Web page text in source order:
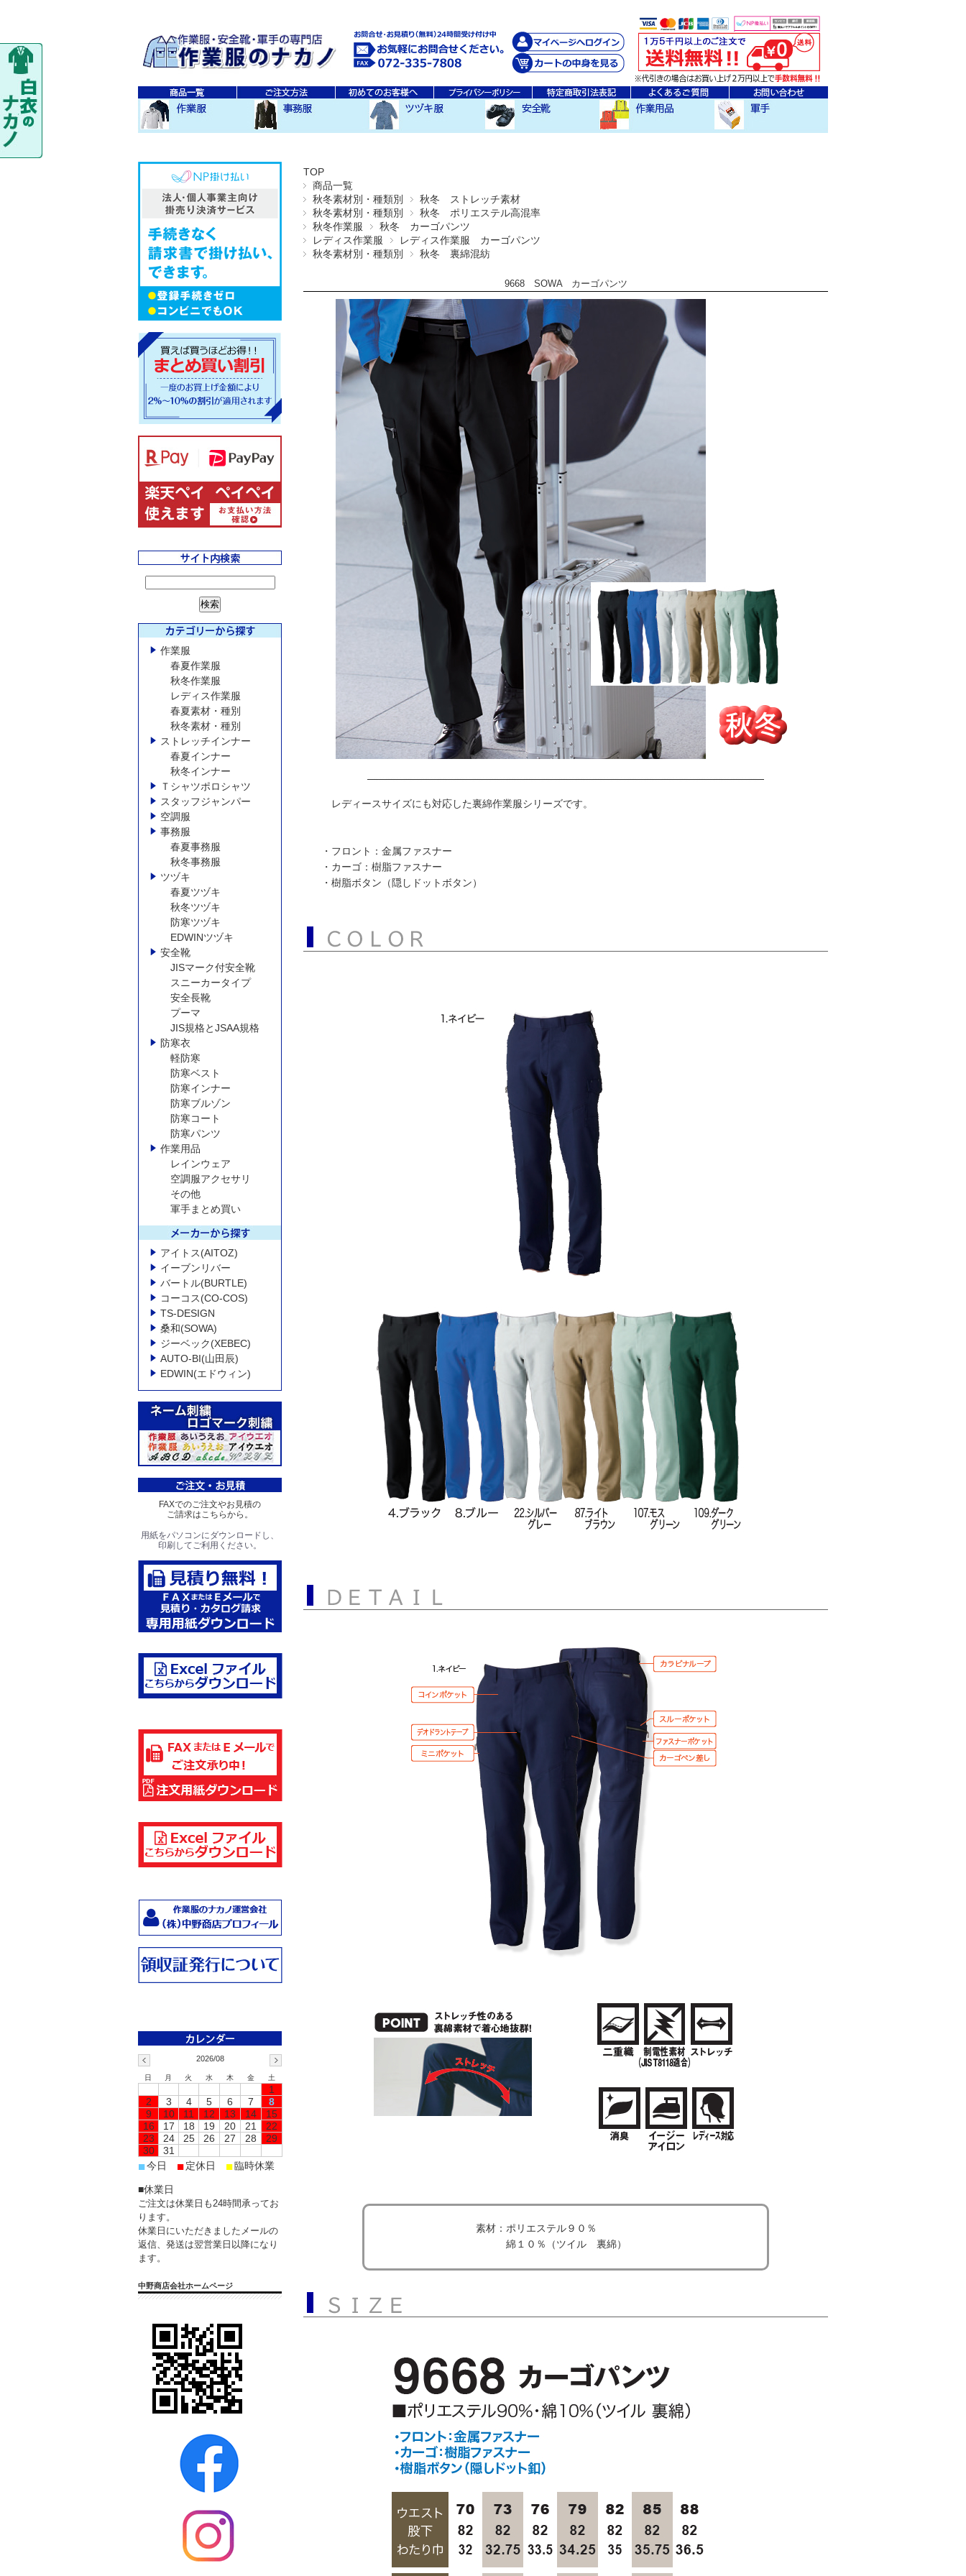
TOP
商品一覧
秋冬素材別・種類別
秋冬 ストレッチ素材
秋冬素材別・種類別
秋冬 ポリエステル高混率
秋冬作業服
秋冬 カーゴパンツ
レディス作業服
レディス作業服 カーゴパンツ
秋冬素材別・種類別
秋冬 裏綿混紡
9668 SOWA カーゴパンツ
レディースサイズにも対応した裏綿作業服シリーズです。
・フロント：金属ファスナー
・カーゴ：樹脂ファスナー
・樹脂ボタン（隠しドットボタン）
素材：ポリエステル９０％
綿１０％（ツイル 裏綿）
作業服
春夏作業服
秋冬作業服
レディス作業服
春夏素材・種別
秋冬素材・種別
ストレッチインナー
春夏インナー
秋冬インナー
Ｔシャツポロシャツ
スタッフジャンパー
空調服
事務服
春夏事務服
秋冬事務服
ツヅキ
春夏ツヅキ
秋冬ツヅキ
防寒ツヅキ
EDWINツヅキ
安全靴
JISマーク付安全靴
スニーカータイプ
安全長靴
プーマ
JIS規格とJSAA規格
防寒衣
軽防寒
防寒ベスト
防寒インナー
防寒ブルゾン
防寒コート
防寒パンツ
作業用品
レインウェア
空調服アクセサリ
その他
軍手まとめ買い
アイトス(AITOZ)
イーブンリバー
バートル(BURTLE)
コーコス(CO-COS)
TS-DESIGN
桑和(SOWA)
ジーベック(XEBEC)
AUTO-BI(山田辰)
EDWIN(エドウィン)
FAXでのご注文やお見積の
ご請求はこちらから。
用紙をパソコンにダウンロードし、
印刷してご利用ください。
2026/08
日 月 火 水 木 金 土
1
2
3 4 5 6 7
8
9
10 11 12 13 14
15
16
17 18 19 20 21
22
23
24 25 26 27 28
29
30
31
■今日 ■定休日 ■臨時休業
■休業日
ご注文は休業日も24時間承ってお
ります。
休業日にいただきましたメールの
返信、発送は翌営業日以降になり
ます。
中野商店会社ホームページ